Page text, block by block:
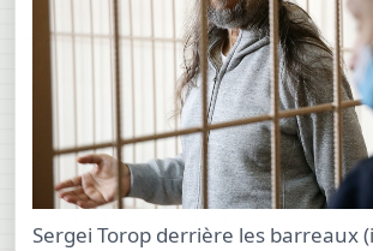
Sergei Torop derrière les barreaux